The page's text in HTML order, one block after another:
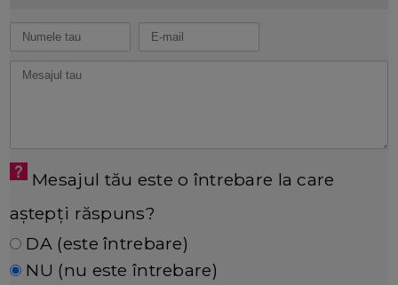
Mesajul tău este o întrebare la care
aștepți răspuns?
DA (este întrebare)
NU (nu este întrebare)